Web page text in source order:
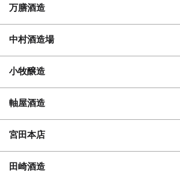
万膳酒造
中村酒造場
小牧醸造
軸屋酒造
宮田本店
田崎酒造